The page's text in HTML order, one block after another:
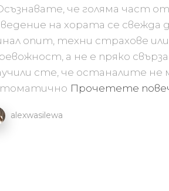
че голяма част
на хората се свежда
опит, техни страхове или
а не е пряко
сте, че останалите не
Прочетете
alexwasilewa